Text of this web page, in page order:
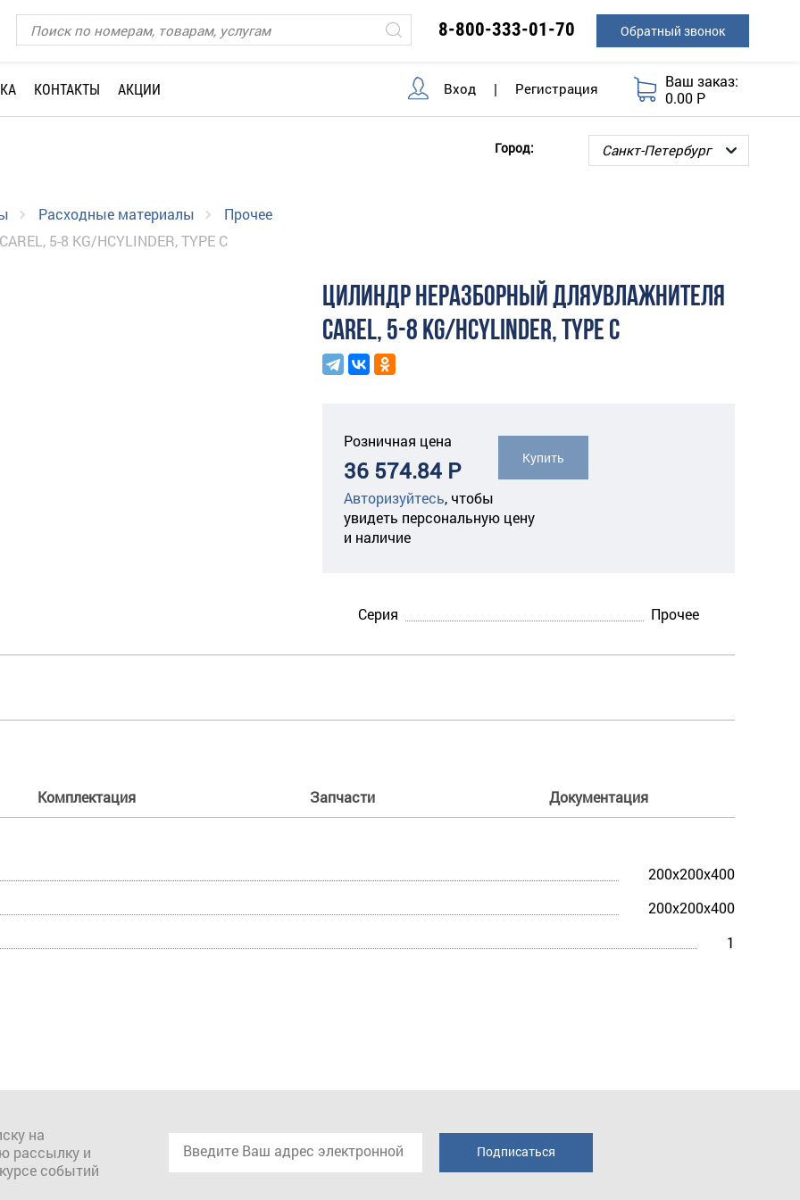
8-800-333-01-70 Обратный звонок
КОНТАКТЫ АКЦИИ Вход | Регистрация
Ваш заказ:
0.00 Р
Город:
Расходные материалы
Прочее
5-8 KG/HCYLINDER, TYPE C
ЦИЛИНДР НЕРАЗБОРНЫЙ ДЛЯУВЛАЖНИТЕЛЯ
CAREL, 5-8 KG/HCYLINDER, TYPE C
Розничная цена
36 574.84 Р
Авторизуйтесь, чтобы
увидеть персональную цену
и наличие
Купить
Серия Прочее
Комплектация Запчасти Документация
200x200x400
200x200x400
1
на
рассылку и
событий